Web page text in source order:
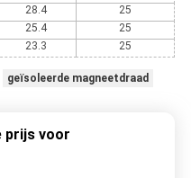
28.4
25
25.4
25
23.3 25
geïsoleerde magneetdraad
prijs voor